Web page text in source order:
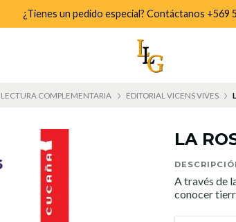
¿Tienes un pedido especial? Contáctanos +569
LECTURA COMPLEMENTARIA EDITORIAL VICENS VIVES
LA
A través de
conocer